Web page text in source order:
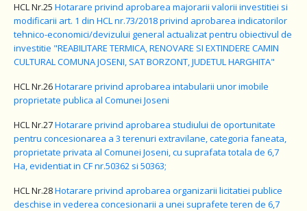
HCL Nr.25 Hotarare privind aprobarea majorarii valorii investitiei si
modificarii art. 1 din HCL nr.73/2018 privind aprobarea indicatorilor
tehnico-economici/devizului general actualizat pentru obiectivul de
investitie "REABILITARE TERMICA, RENOVARE SI EXTINDERE CAMIN
CULTURAL COMUNA JOSENI, SAT BORZONT, JUDETUL HARGHITA"
HCL Nr.26Hotarare privind aprobarea intabularii unor imobile
proprietate publica al Comunei Joseni
HCL Nr.27Hotarare privind aprobarea studiului de oportunitate
pentru concesionarea a 3 terenuri extravilane, categoria faneata,
proprietate privata al Comunei Joseni, cu suprafata totala de 6,7
Ha, evidentiat in CF nr.50362 si 50363;
HCL Nr.28Hotarare privind aprobarea organizarii licitatiei publice
deschise in vederea concesionarii a unei suprafete teren de 6,7